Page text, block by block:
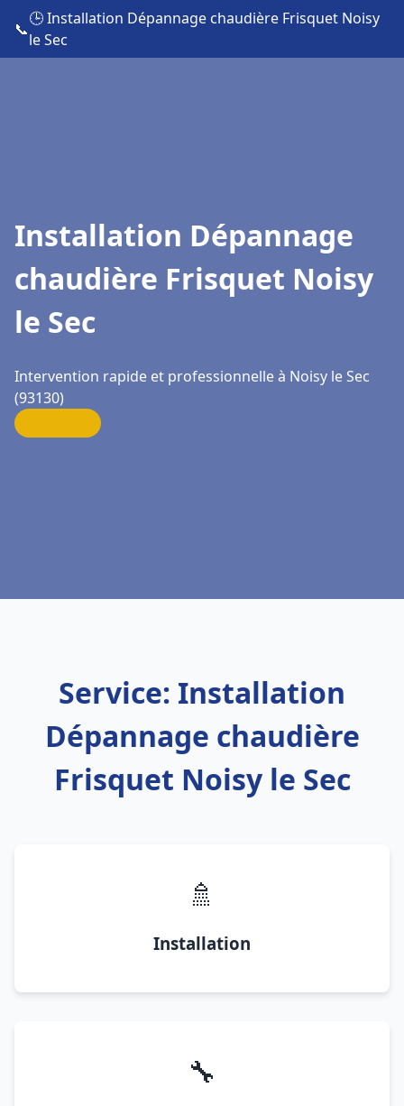
📞
🕒 Installation Dépannage chaudière Frisquet Noisy
le Sec
Installation Dépannage
chaudière Frisquet Noisy
le Sec
Intervention rapide et professionnelle à Noisy le Sec
(93130)
Service: Installation
Dépannage chaudière
Frisquet Noisy le Sec
🚿
Installation
🔧